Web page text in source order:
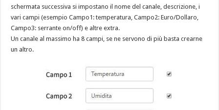
schermata successiva si impostano il nome del canale, descrizione, i
vari campi (esempio Campo1: temperatura, Campo2: Euro/Dollaro,
Campo3: serrante on/off) e altre extra.
Un canale al massimo ha 8 campi, se ne servono di più basta crearne
un altro.